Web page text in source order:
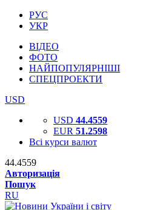
РУС
УКР
ВІДЕО
ФОТО
НАЙПОПУЛЯРНІШІ
СПЕЦПРОЕКТИ
USD
USD 44.4559
EUR 51.2598
Всі курси валют
44.4559
Авторизація
Пошук
RU